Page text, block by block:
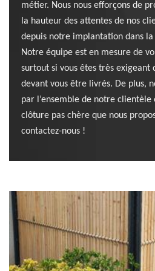
métier. Nous nous efforçons de
la hauteur des attentes de nos
depuis notre implantation dans
Notre équipe est en mesure de
surtout si vous êtes très exigeant
devant vous être livrés. De plus,
par l’ensemble de notre clientèle
clôture pas chère que nous
contactez-nous !